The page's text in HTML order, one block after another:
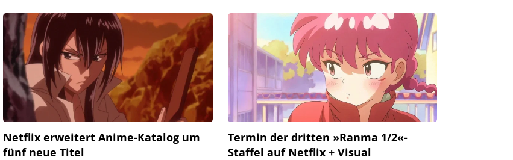
Netflix erweitert Anime-Katalog um
fünf neue Titel
Termin der dritten »Ranma 1/2«-
Staffel auf Netflix + Visual